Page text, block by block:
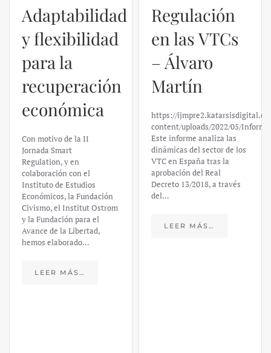
Adaptabilidad
y flexibilidad
para la
recuperación
económica
Con motivo de la II
Jornada Smart
Regulation, y en
colaboración con el
Instituto de Estudios
Económicos, la Fundación
Civismo, el Institut Ostrom
y la Fundación para el
Avance de la Libertad,
hemos elaborado…
LEER MÁS…
Regulación
en las VTCs
– Álvaro
Martín
https://
content/uploads/2022/05/
Este informe analiza las
dinámicas del sector de los
VTC en España tras la
aprobación del Real
Decreto 13/2018, a través
del…
LEER MÁS…